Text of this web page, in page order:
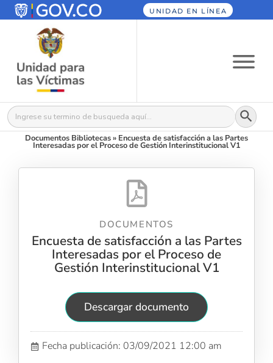
UNIDAD EN LÍNEA
Buscar: Botón
Documentos Bibliotecas» Encuesta de satisfacción a las Partes
Interesadas por el Proceso de Gestión Interinstitucional V1
DOCUMENTOS
Encuesta de satisfacción a las Partes
Interesadas por el Proceso de
Gestión Interinstitucional V1
Descargar documento
Fecha publicación: 03/09/2021 12:00 am